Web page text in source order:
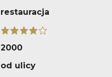
restauracja
2000
od ulicy